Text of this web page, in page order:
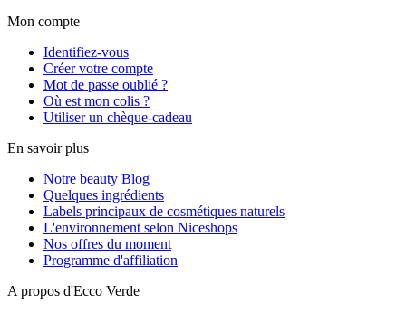
Mon compte
Identifiez-vous
Créer votre compte
Mot de passe oublié ?
Où est mon colis ?
Utiliser un chèque-cadeau
En savoir plus
Notre beauty Blog
Quelques ingrédients
Labels principaux de cosmétiques naturels
L'environnement selon Niceshops
Nos offres du moment
Programme d'affiliation
A propos d'Ecco Verde